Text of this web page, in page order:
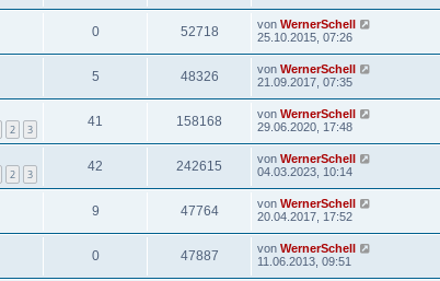
0 52718 von WernerSchell
25.10.2015, 07:26
5 48326 von WernerSchell
21.09.2017, 07:35
2 3
41 158168 von WernerSchell
29.06.2020, 17:48
2 3
42 242615 von WernerSchell
04.03.2023, 10:14
9 47764 von WernerSchell
20.04.2017, 17:52
0 47887 von WernerSchell
11.06.2013, 09:51